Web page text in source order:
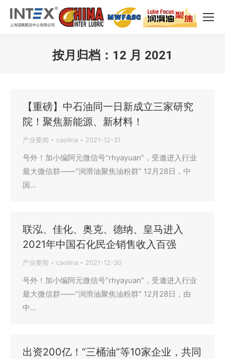
按月归档： 12 月 2021
【重磅】中石油同一日新成立三家研究
院！聚焦新能源、新材料！
产业要闻 caolina 2021-12-31
号外！加小编阿元微信号“rhyayuan”，受邀进入行业
最大微信群——“润滑油聚焦油粉群” 12月28日，中
国…
联泓、佳化、奥克、德纳、皇马进入
2021年中国石化民企销售收入百强
产业要闻 caolina 2021-12-30
号外！加小编阿元微信号“rhyayuan”，受邀进入行业
最大微信群——“润滑油聚焦油粉群” 12月28日，由
中…
出资200亿！“三桶油”等10家企业，共同